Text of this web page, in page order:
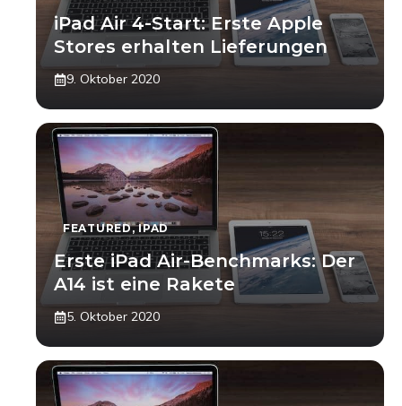
iPad Air 4-Start: Erste Apple
Stores erhalten Lieferungen
9. Oktober 2020
FEATURED,IPAD
Erste iPad Air-Benchmarks: Der
A14 ist eine Rakete
5. Oktober 2020